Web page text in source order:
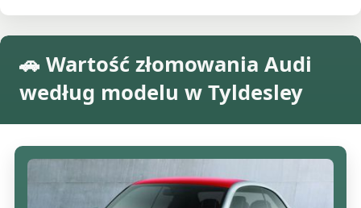
🚗 Wartość złomowania Audi
według modelu w Tyldesley